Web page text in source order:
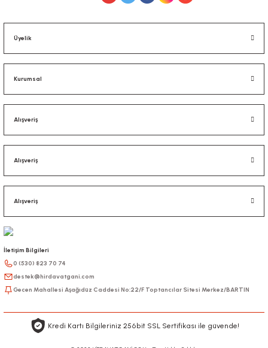
Üyelik
Kurumsal
Alışveriş
Alışveriş
Alışveriş
İletişim Bilgileri
0 (530) 823 70 74
destek@hirdavatgani.com
Gecen Mahallesi Aşağıdüz Caddesi No:22/F Toptancılar Sitesi Merkez/BARTIN
Kredi Kartı Bilgileriniz 256bit SSL Sertifikası ile güvende!